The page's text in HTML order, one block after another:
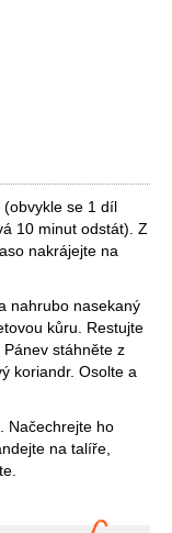
se 1 díl
10 minut odstát). Z
nakrájejte na
nahrubo nasekaný
kůru. Restujte
stáhněte z
koriandr. Osolte a
Načechrejte ho
na talíře,